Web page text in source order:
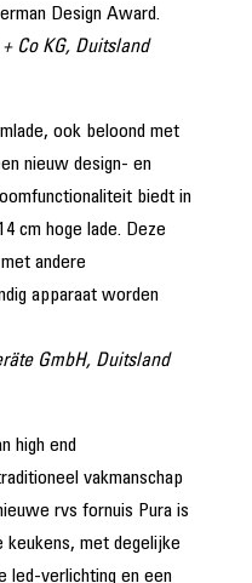
Design Award.
Co KG, Duitsland
ook beloond met
nieuw design- en
biedt in
cm hoge lade. Deze
andere
apparaat worden
GmbH, Duitsland
high end
vakmanschap
rvs fornuis Pura is
met degelijke
led-verlichting en een